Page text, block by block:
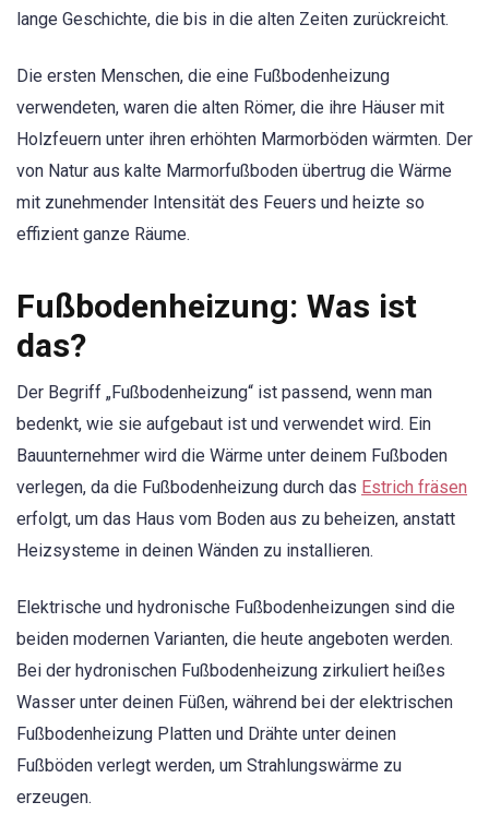
lange Geschichte, die bis in die alten Zeiten zurückreicht.
Die ersten Menschen, die eine Fußbodenheizung
verwendeten, waren die alten Römer, die ihre Häuser mit
Holzfeuern unter ihren erhöhten Marmorböden wärmten. Der
von Natur aus kalte Marmorfußboden übertrug die Wärme
mit zunehmender Intensität des Feuers und heizte so
effizient ganze Räume.
Fußbodenheizung: Was ist
das?
Der Begriff „Fußbodenheizung“ ist passend, wenn man
bedenkt, wie sie aufgebaut ist und verwendet wird. Ein
Bauunternehmer wird die Wärme unter deinem Fußboden
verlegen, da die Fußbodenheizung durch das Estrich fräsen
erfolgt, um das Haus vom Boden aus zu beheizen, anstatt
Heizsysteme in deinen Wänden zu installieren.
Elektrische und hydronische Fußbodenheizungen sind die
beiden modernen Varianten, die heute angeboten werden.
Bei der hydronischen Fußbodenheizung zirkuliert heißes
Wasser unter deinen Füßen, während bei der elektrischen
Fußbodenheizung Platten und Drähte unter deinen
Fußböden verlegt werden, um Strahlungswärme zu
erzeugen.